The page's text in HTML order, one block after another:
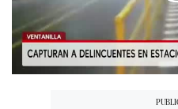
00:00/05:23